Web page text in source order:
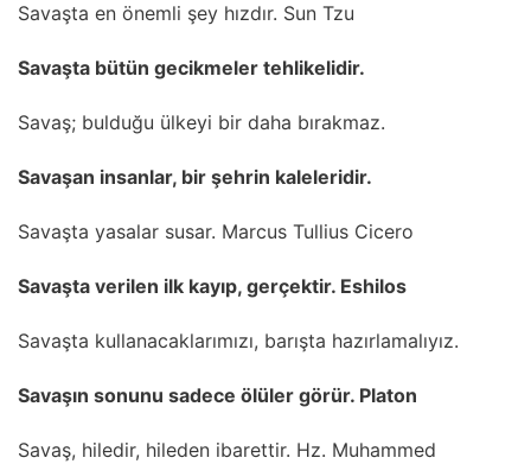
Savaşta en önemli şey hızdır. Sun Tzu
Savaşta bütün gecikmeler tehlikelidir.
Savaş; bulduğu ülkeyi bir daha bırakmaz.
Savaşan insanlar, bir şehrin kaleleridir.
Savaşta yasalar susar. Marcus Tullius Cicero
Savaşta verilen ilk kayıp, gerçektir. Eshilos
Savaşta kullanacaklarımızı, barışta hazırlamalıyız.
Savaşın sonunu sadece ölüler görür. Platon
Savaş, hiledir, hileden ibarettir. Hz. Muhammed